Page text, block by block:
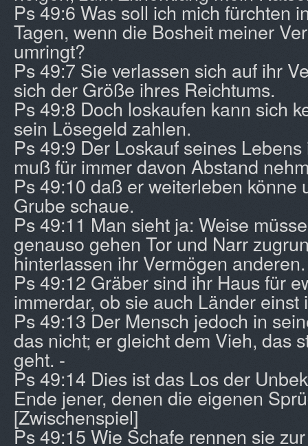
Ps 49:6 Was soll ich mich fürchten
Tagen, wenn die Bosheit meiner
umringt?
Ps 49:7 Sie verlassen sich auf ihr
sich der Größe ihres Reichtums.
Ps 49:8 Doch loskaufen kann sich
sein Lösegeld zahlen.
Ps 49:9 Der Loskauf seines
muß für immer davon Abstand
Ps 49:10 daß er weiterleben könne
Grube schaue.
Ps 49:11 Man sieht ja: Weise
genauso gehen Tor und Narr
hinterlassen ihr Vermögen anderen.
Ps 49:12 Gräber sind ihr Haus für
immerdar, ob sie auch Länder
Ps 49:13 Der Mensch jedoch in
das nicht; er gleicht dem Vieh, das
geht. -
Ps 49:14 Dies ist das Los der
Ende jener, denen die eigenen
[Zwischenspiel]
Ps 49:15 Wie Schafe rennen sie